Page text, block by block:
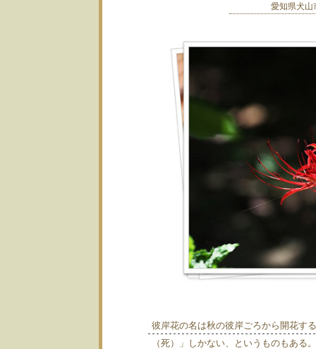
愛知県犬山
彼岸花の名は秋の彼岸ごろから開花す
（死）」しかない、というものもあ